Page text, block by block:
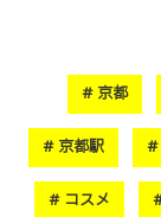
京都
京都駅
コスメ